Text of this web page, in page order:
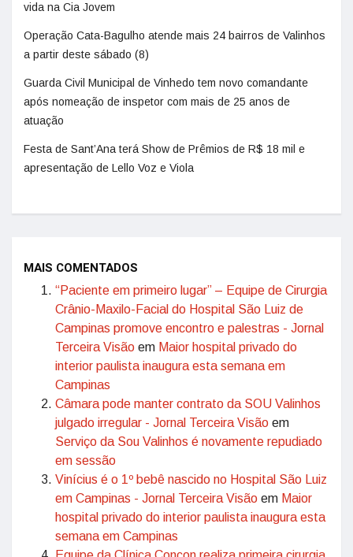
vida na Cia Jovem
Operação Cata-Bagulho atende mais 24 bairros de Valinhos
a partir deste sábado (8)
Guarda Civil Municipal de Vinhedo tem novo comandante
após nomeação de inspetor com mais de 25 anos de
atuação
Festa de Sant’Ana terá Show de Prêmios de R$ 18 mil e
apresentação de Lello Voz e Viola
MAIS COMENTADOS
“Paciente em primeiro lugar” – Equipe de Cirurgia
Crânio-Maxilo-Facial do Hospital São Luiz de
Campinas promove encontro e palestras - Jornal
Terceira Visão em Maior hospital privado do
interior paulista inaugura esta semana em
Campinas
Câmara pode manter contrato da SOU Valinhos
julgado irregular - Jornal Terceira Visão em
Serviço da Sou Valinhos é novamente repudiado
em sessão
Vinícius é o 1º bebê nascido no Hospital São Luiz
em Campinas - Jornal Terceira Visão em Maior
hospital privado do interior paulista inaugura esta
semana em Campinas